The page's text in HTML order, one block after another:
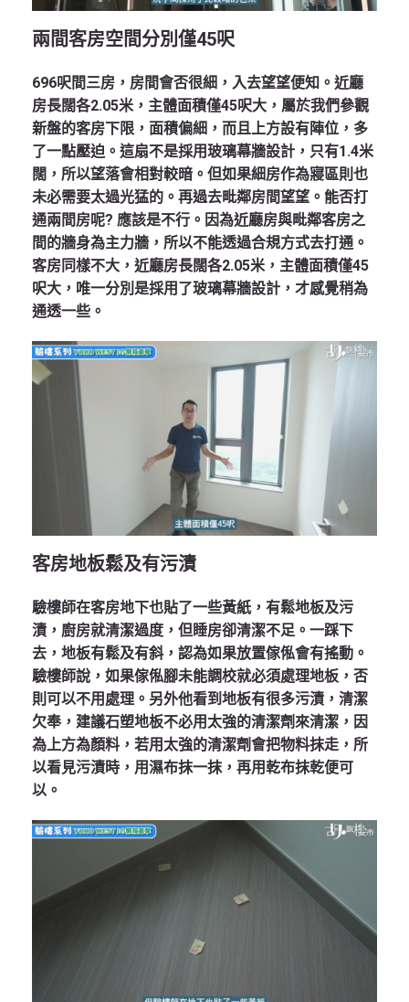
兩間客房空間分別僅45呎
696呎間三房，房間會否很細，入去望望便知。近廳
房長闊各2.05米，主體面積僅45呎大，屬於我們參觀
新盤的客房下限，面積偏細，而且上方設有陣位，多
了一點壓迫。這扇不是採用玻璃幕牆設計，只有1.4米
闊，所以望落會相對較暗。但如果細房作為寢區則也
未必需要太過光猛的。再過去毗鄰房間望望。能否打
通兩間房呢? 應該是不行。因為近廳房與毗鄰客房之
間的牆身為主力牆，所以不能透過合規方式去打通。
客房同樣不大，近廳房長闊各2.05米，主體面積僅45
呎大，唯一分別是採用了玻璃幕牆設計，才感覺稍為
通透一些。
客房地板鬆及有污漬
驗樓師在客房地下也貼了一些黃紙，有鬆地板及污
漬，廚房就清潔過度，但睡房卻清潔不足。一踩下
去，地板有鬆及有斜，認為如果放置傢俬會有搖動。
驗樓師說，如果傢俬腳未能調校就必須處理地板，否
則可以不用處理。另外他看到地板有很多污漬，清潔
欠奉，建議石塑地板不必用太強的清潔劑來清潔，因
為上方為顏料，若用太強的清潔劑會把物料抹走，所
以看見污漬時，用濕布抹一抹，再用乾布抹乾便可
以。